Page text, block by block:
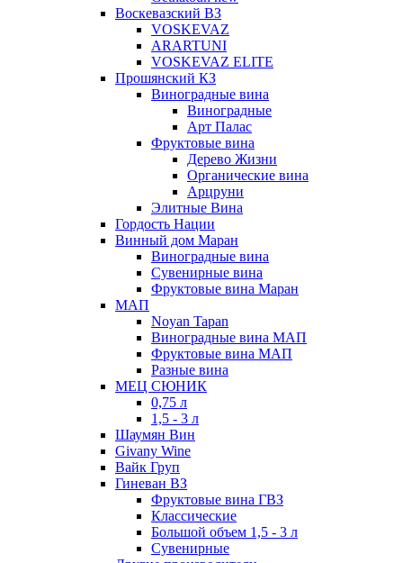
Воскевазский ВЗ
VOSKEVAZ
ARARTUNI
VOSKEVAZ ELITE
Прошянский КЗ
Виноградные вина
Виноградные
Арт Палас
Фруктовые вина
Дерево Жизни
Органические вина
Арцруни
Элитные Вина
Гордость Нации
Винный дом Маран
Виноградные вина
Сувенирные вина
Фруктовые вина Маран
МАП
Noyan Tapan
Виноградные вина МАП
Фруктовые вина МАП
Разные вина
МЕЦ СЮНИК
0,75 л
1,5 - 3 л
Шаумян Вин
Givany Wine
Вайк Груп
Гиневан ВЗ
Фруктовые вина ГВЗ
Классические
Большой объем 1,5 - 3 л
Сувенирные